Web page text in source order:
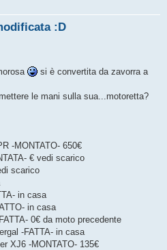
:D
si è convertita da zavorra a
le mani sulla sua...motoretta?
-MONTATO- 650€
€ vedi scarico
scarico
in casa
in casa
0€ da moto precedente
-FATTA- in casa
XJ6 -MONTATO- 135€